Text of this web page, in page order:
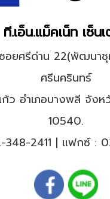
.เอ็น.แม็คเน็ท เซ็น
อยศรีด่าน 22(พัฒนา
ศรีนครินทร์
ว อำเภอบางพลี จังห
10540.
348-2411 | แฟกซ์ :